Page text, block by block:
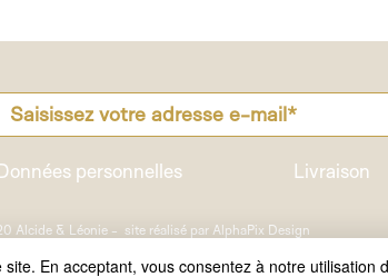
personnelles Livraison
Alcide & Léonie - site réalisé par AlphaPix Design
En acceptant, vous consentez à notre utilisation